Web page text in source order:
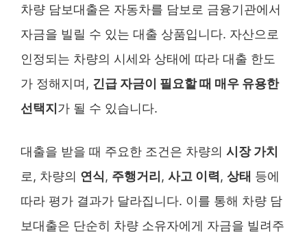
차량 담보대출은 자동차를 담보로 금융기관에서
자금을 빌릴 수 있는 대출 상품입니다. 자산으로
인정되는 차량의 시세와 상태에 따라 대출 한도
가 정해지며, 긴급 자금이 필요할 때 매우 유용한
선택지 가 될 수 있습니다.
대출을 받을 때 주요한 조건은 차량의 시장 가치
로, 차량의 연식, 주행거리 , 사고 이력 , 상태 등에
따라 평가 결과가 달라집니다. 이를 통해 차량 담
보대출은 단순히 차량 소유자에게 자금을 빌려주